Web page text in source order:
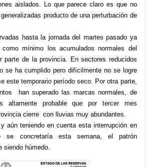
aislados. Lo que parece claro es que no
producto de una perturbación de
hasta la jornada del martes pasado ya
como mínimo los acumulados normales del
parte de la provincia. En sectores reducidos
se ha cumplido pero difícilmente no se logre
este temporario período seco. Por otra parte,
han superado las marcas normales, de
altamente probable que por tercer mes
cierre con lluvias muy abundantes.
aún teniendo en cuenta esta interrupción en
se concretaría esta semana, el patrón
siendo húmedo.